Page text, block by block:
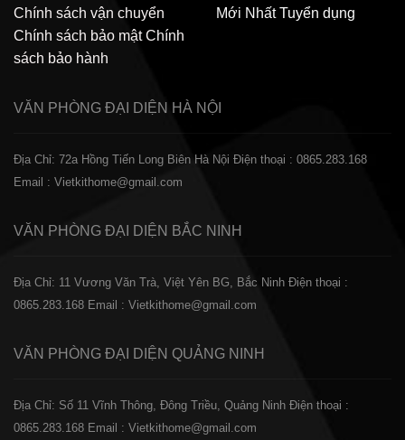
Chính sách vận chuyển
Chính sách bảo mật Chính
sách bảo hành
Mới Nhất Tuyển dụng
VĂN PHÒNG ĐẠI DIỆN HÀ NỘI
Địa Chỉ: 72a Hồng Tiến Long Biên Hà Nội Điện thoại : 0865.283.168
Email : Vietkithome@gmail.com
VĂN PHÒNG ĐẠI DIỆN BẮC NINH
Địa Chỉ: 11 Vương Văn Trà, Việt Yên BG, Bắc Ninh Điện thoại :
0865.283.168 Email : Vietkithome@gmail.com
VĂN PHÒNG ĐẠI DIỆN QUẢNG NINH
Địa Chỉ: Số 11 Vĩnh Thông, Đông Triều, Quảng Ninh Điện thoại :
0865.283.168 Email : Vietkithome@gmail.com